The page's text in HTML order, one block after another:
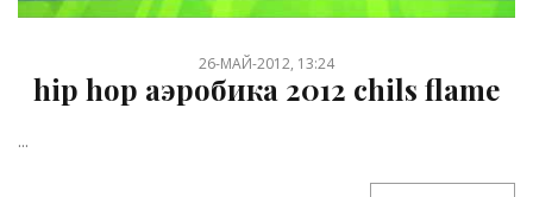
26-МАЙ-2012, 13:24
hip hop аэробика 2012 chils flame
...